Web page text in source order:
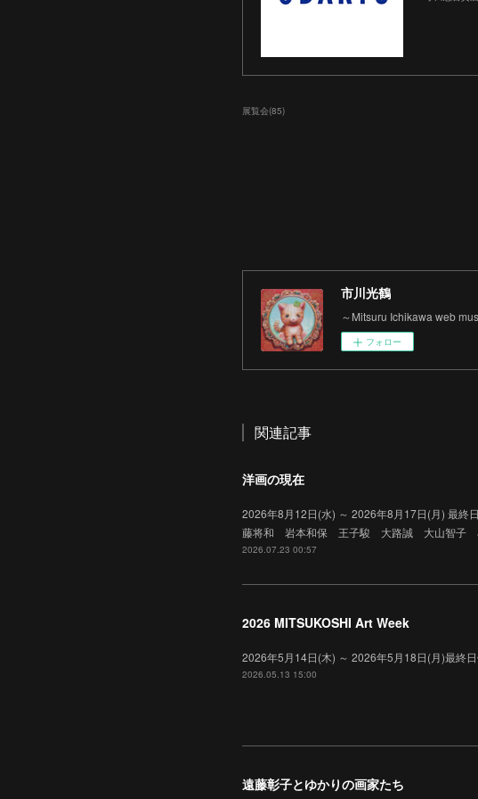
展覧会(85)
市川光鶴
～Mitsuru Ichikawa web
フォロー
関連記事
洋画の現在
2026年8月12日(水) ～ 2026年8月17日(月) 最
藤将和 岩本和保 王子駿 大路誠 大山智子
2026.07.23 00:57
2026 MITSUKOSHI Art Week
2026年5月14日(木) ～ 2026年5月18日(月)最終
2026.05.13 15:00
遠藤彰子とゆかりの画家たち